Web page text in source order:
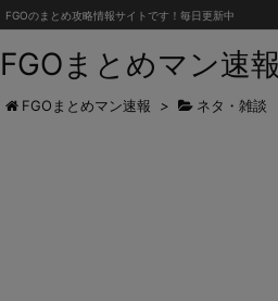
FGOまとめマン速報
FGOのまとめ攻略情報サイトです！毎日更新中
FGOまとめマン速報 > ネタ・雑談